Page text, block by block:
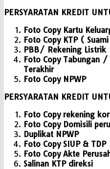
PERSYARATAN KREDIT
Foto Copy Kartu
Foto Copy KTP (
PBB/ Rekening Listrik
Foto Copy Tabungan
Terakhir
Foto Copy NPWP
PERSYARATAN KREDIT
Foto Copy rekening
Foto Copy Domisili
Duplikat NPWP
Foto Copy SIUP & TDP
Foto Copy Akte
Salinan KTP direksi